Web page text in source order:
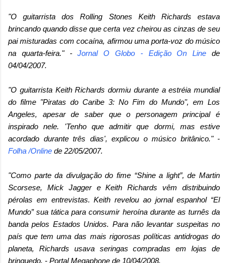
"O guitarrista dos Rolling Stones Keith Richards estava
brincando quando disse que certa vez cheirou as cinzas de seu
pai misturadas com cocaína, afirmou uma porta-voz do músico
na quarta-feira." -Jornal O Globo - Edição On Line de
04/04/2007.
"O guitarrista Keith Richards dormiu durante a estréia mundial
do filme "Piratas do Caribe 3: No Fim do Mundo", em Los
Angeles, apesar de saber que o personagem principal é
inspirado nele. 'Tenho que admitir que dormi, mas estive
acordado durante três dias', explicou o músico britânico." -
Folha /Online de 22/05/2007.
"Como parte da divulgação do fime “Shine a light”, de Martin
Scorsese, Mick Jagger e Keith Richards vêm distribuindo
pérolas em entrevistas. Keith revelou ao jornal espanhol “El
Mundo” sua tática para consumir heroína durante as turnês da
banda pelos Estados Unidos. Para não levantar suspeitas no
país que tem uma das mais rigorosas políticas antidrogas do
planeta, Richards usava seringas compradas em lojas de
brinquedo. - Portal Megaphone de 10/04/2008.